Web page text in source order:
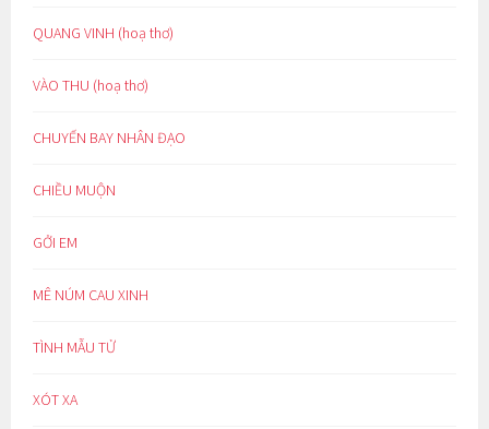
QUANG VINH (hoạ thơ)
VÀO THU (hoạ thơ)
CHUYẾN BAY NHÂN ĐẠO
CHIỀU MUỘN
GỞI EM
MÊ NÚM CAU XINH
TÌNH MẪU TỬ
XÓT XA